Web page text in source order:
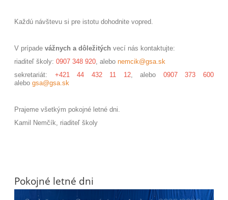
Každú návštevu si pre istotu dohodnite vopred.
V prípadevážnych a dôležitých vecí nás kontaktujte:
riaditeľ školy:0907 348 920, alebonemcik@gsa.sk
sekretariát: +421 44 432 11 12, alebo 0907 373 600
alebo gsa@gsa.sk
Prajeme všetkým pokojné letné dni.
Kamil Nemčík, riaditeľ školy
Pokojné letné dni